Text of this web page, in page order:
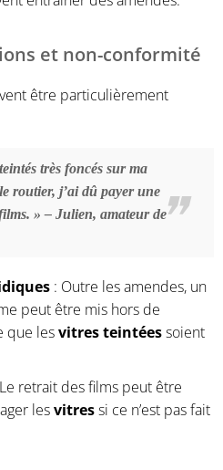
et non-conformité
être particulièrement
très foncés sur ma
routier, j’ai dû payer une
» – Julien, amateur de
: Outre les amendes, un
peut être mis hors de
que lesvitres teintéessoient
retrait des films peut être
lesvitressi ce n’est pas fait